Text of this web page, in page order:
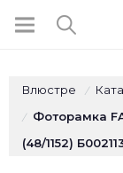
Влюстре /
/
Фоторамка
(48/1152)